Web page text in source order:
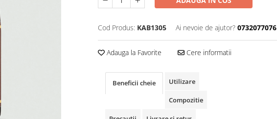
Cod Produs: KAB1305 Ai nevoie de ajutor? 0732077076
Adauga la Favorite Cere informatii
Beneficii cheie Utilizare
Compozitie